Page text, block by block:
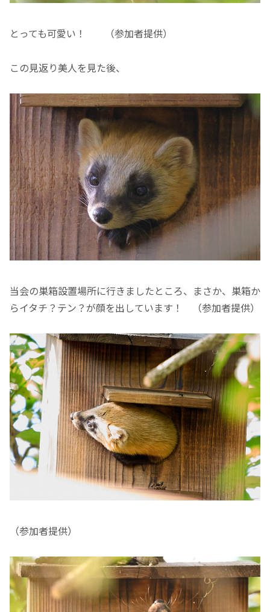
とっても可愛い！ （参加者提供）
この見返り美人を見た後、
当会の巣箱設置場所に行きましたところ、まさか、巣箱か
らイタチ？テン？が顔を出しています！ （参加者提供）
（参加者提供）